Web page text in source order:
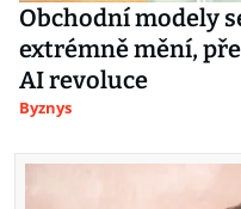
Obchodní modely
extrémně mění,
AI revoluce
Byznys